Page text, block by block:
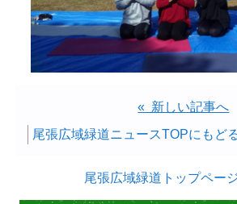
« 新しい記事へ
尾張広域緑道ニュースTOPにもど
尾張広域緑道トップペー